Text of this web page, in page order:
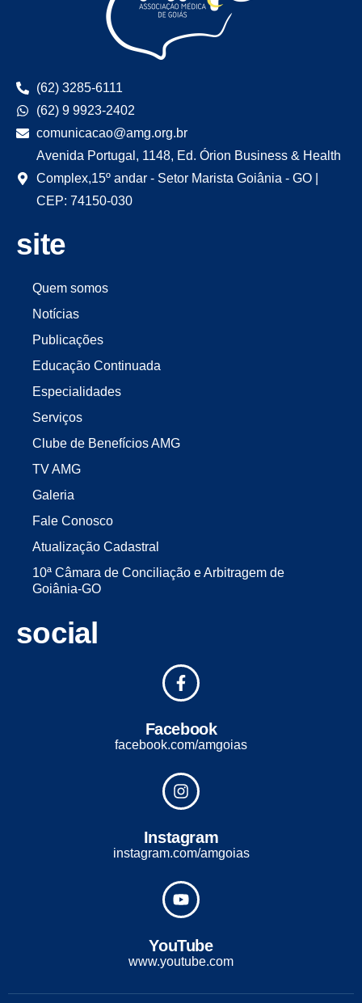
(62) 3285-6111
(62) 9 9923-2402
comunicacao@amg.org.br
Avenida Portugal, 1148, Ed. Órion Business & Health
Complex,15º andar - Setor Marista Goiânia - GO |
CEP: 74150-030
site
Quem somos
Notícias
Publicações
Educação Continuada
Especialidades
Serviços
Clube de Benefícios AMG
TV AMG
Galeria
Fale Conosco
Atualização Cadastral
10ª Câmara de Conciliação e Arbitragem de
Goiânia-GO
social
Facebook
facebook.com/amgoias
Instagram
instagram.com/amgoias
YouTube
www.youtube.com